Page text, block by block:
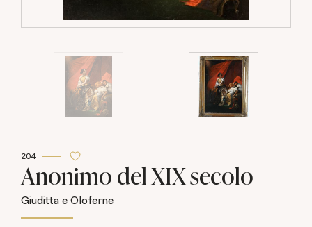
204
Anonimo del XIX secolo
Giuditta e Oloferne